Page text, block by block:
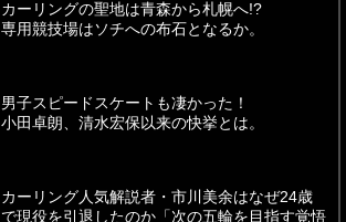
カーリングの聖地は青森から札幌へ!?
専用競技場はソチへの布石となるか。
男子スピードスケートも凄かった！
小田卓朗、清水宏保以来の快挙とは。
カーリング人気解説者・市川美余はなぜ24歳
で現役を引退したのか「次の五輪を目指す覚悟